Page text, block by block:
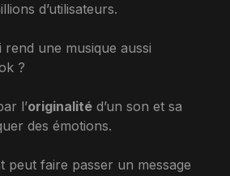
d’utilisateurs.
rend une musique aussi
?
l’originalité d’un son et sa
des émotions.
peut faire passer un message